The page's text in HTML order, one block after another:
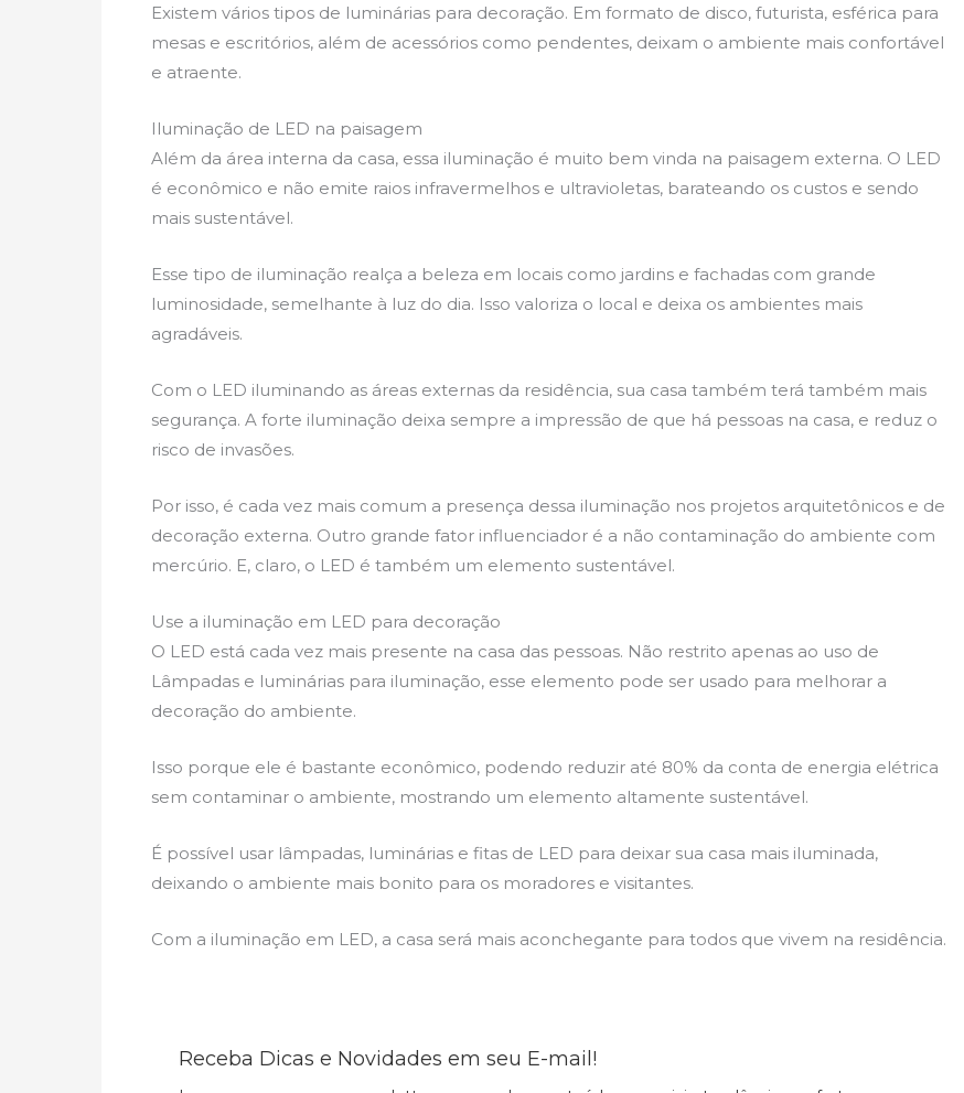
Existem vários tipos de luminárias para decoração. Em formato de disco, futurista, esférica para
mesas e escritórios, além de acessórios como pendentes, deixam o ambiente mais confortável
e atraente.
Iluminação de LED na paisagem
Além da área interna da casa, essa iluminação é muito bem vinda na paisagem externa. O LED
é econômico e não emite raios infravermelhos e ultravioletas, barateando os custos e sendo
mais sustentável.
Esse tipo de iluminação realça a beleza em locais como jardins e fachadas com grande
luminosidade, semelhante à luz do dia. Isso valoriza o local e deixa os ambientes mais
agradáveis.
Com o LED iluminando as áreas externas da residência, sua casa também terá também mais
segurança. A forte iluminação deixa sempre a impressão de que há pessoas na casa, e reduz o
risco de invasões.
Por isso, é cada vez mais comum a presença dessa iluminação nos projetos arquitetônicos e de
decoração externa. Outro grande fator influenciador é a não contaminação do ambiente com
mercúrio. E, claro, o LED é também um elemento sustentável.
Use a iluminação em LED para decoração
O LED está cada vez mais presente na casa das pessoas. Não restrito apenas ao uso de
Lâmpadas e luminárias para iluminação, esse elemento pode ser usado para melhorar a
decoração do ambiente.
Isso porque ele é bastante econômico, podendo reduzir até 80% da conta de energia elétrica
sem contaminar o ambiente, mostrando um elemento altamente sustentável.
É possível usar lâmpadas, luminárias e fitas de LED para deixar sua casa mais iluminada,
deixando o ambiente mais bonito para os moradores e visitantes.
Com a iluminação em LED, a casa será mais aconchegante para todos que vivem na residência.
Receba Dicas e Novidades em seu E-mail!